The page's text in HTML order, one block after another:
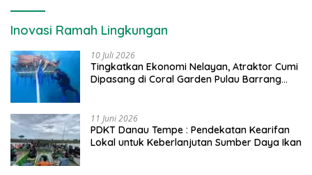
Inovasi Ramah Lingkungan
10 Juli 2026
Tingkatkan Ekonomi Nelayan, Atraktor Cumi
Dipasang di Coral Garden Pulau Barrang
11 Juni 2026
PDKT Danau Tempe : Pendekatan Kearifan
Lokal untuk Keberlanjutan Sumber Daya Ikan